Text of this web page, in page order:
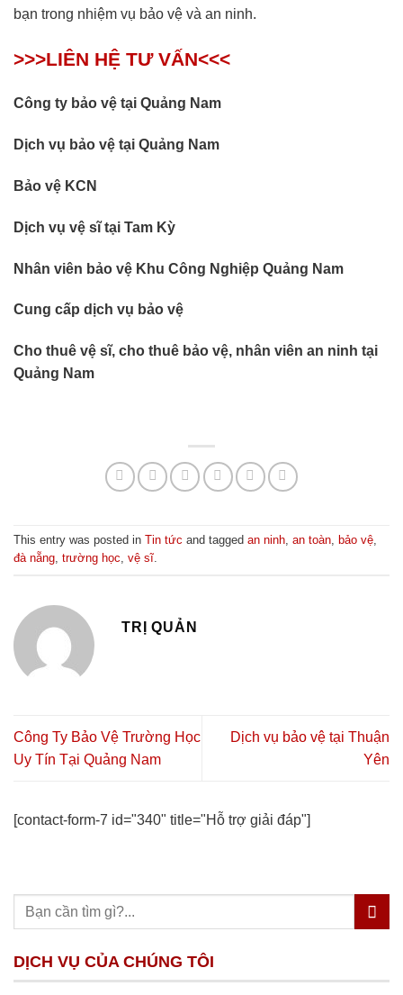
bạn trong nhiệm vụ bảo vệ và an ninh.
>>>LIÊN HỆ TƯ VẤN<<<
Công ty bảo vệ tại Quảng Nam
Dịch vụ bảo vệ tại Quảng Nam
Bảo vệ KCN
Dịch vụ vệ sĩ tại Tam Kỳ
Nhân viên bảo vệ Khu Công Nghiệp Quảng Nam
Cung cấp dịch vụ bảo vệ
Cho thuê vệ sĩ, cho thuê bảo vệ, nhân viên an ninh tại
Quảng Nam
This entry was posted in Tin tức and tagged an ninh, an toàn, bảo vệ,
đà nẵng, trường học, vệ sĩ.
TRỊ QUẢN
Công Ty Bảo Vệ Trường Học
Uy Tín Tại Quảng Nam
Dịch vụ bảo vệ tại Thuận
Yên
[contact-form-7 id="340" title="Hỗ trợ giải đáp"]
DỊCH VỤ CỦA CHÚNG TÔI